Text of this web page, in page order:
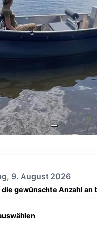
9. August 2026
die gewünschte Anzahl an